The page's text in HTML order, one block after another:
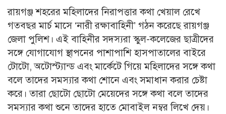
রায়গঞ্জ শহরের মহিলাদের নিরাপত্তার কথা খেয়াল রেখে
গতবছর মার্চ মাসে ‘নারী রক্ষাবাহিনী’ গঠন করেছে রায়গঞ্জ
জেলা পুলিশ। এই বাহিনীর সদস্যরা স্কুল-কলেজের ছাত্রীদের
সঙ্গে যোগাযোগ স্থাপনের পাশাপাশি হাসপাতালের বাইরে
টোটো, অটোস্ট্যান্ড এবং মার্কেটে গিয়ে মহিলাদের সঙ্গে কথা
বলে তাদের সমস্যার কথা শোনে এবং সমাধান করার চেষ্টা
করে। তারা ছোটো ছোটো মেয়েদের সঙ্গে কথা বলে তাদের
সমস্যার কথা শুনে তাদের হাতে মোবাইল নম্বর লিখে দেয়।